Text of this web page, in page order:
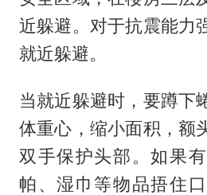
近躲避。对于抗震能力
就近躲避。
当就近躲避时，要蹲下
体重心，缩小面积，额
双手保护头部。如果
帕、湿巾等物品捂住